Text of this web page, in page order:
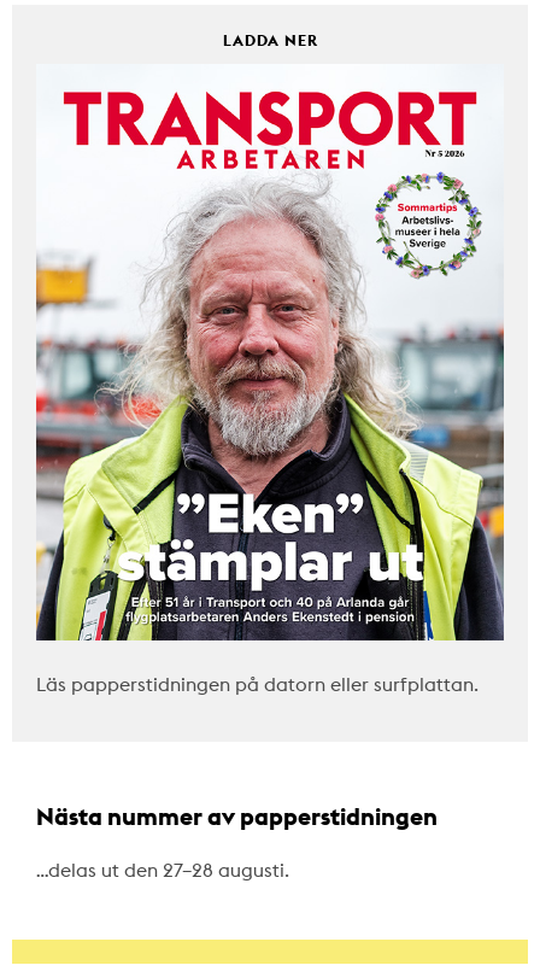
LADDA NER
Läs papperstidningen på datorn eller surfplattan.
Nästa nummer av papperstidningen
…delas ut den 27–28 augusti.